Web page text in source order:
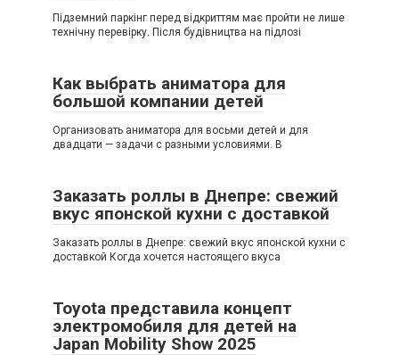
Підземний паркінг перед відкриттям має пройти не лише
технічну перевірку. Після будівництва на підлозі
Как выбрать аниматора для
большой компании детей
Организовать аниматора для восьми детей и для
двадцати — задачи с разными условиями. В
Заказать роллы в Днепре: свежий
вкус японской кухни с доставкой
Заказать роллы в Днепре: свежий вкус японской кухни с
доставкой Когда хочется настоящего вкуса
Toyota представила концепт
электромобиля для детей на
Japan Mobility Show 2025